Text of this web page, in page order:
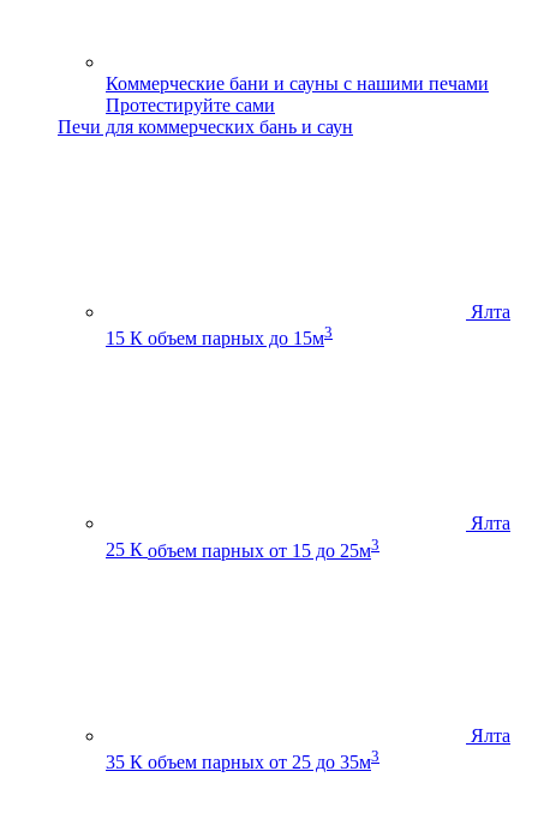
Коммерческие бани и сауны с нашими печами
Протестируйте сами
Печи для коммерческих бань и саун
Ялта
15 К объем парных до 15м3
Ялта
25 К объем парных от 15 до 25м3
Ялта
35 К объем парных от 25 до 35м3